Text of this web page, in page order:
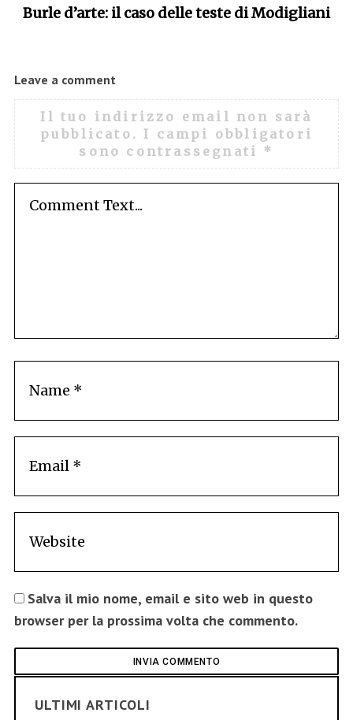
Burle d’arte: il caso delle teste di Modigliani
Leave a comment
Il tuo indirizzo email non sarà
pubblicato. I campi obbligatori
sono contrassegnati *
Salva il mio nome, email e sito web in questo
browser per la prossima volta che commento.
ULTIMI ARTICOLI